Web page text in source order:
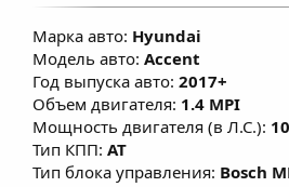
процедура позволяет
каталитический
автомобиля, результаты
токсичности выхлопных
Технического Осмотра
удовлетворяют
территории РФ. Все
Марка авто: Hyundai
Модель авто: Accent
Год выпуска авто: 2017+
Объем двигателя: 1.4 MPI
Мощность двигателя (в Л.С.):
Тип КПП: AT
Тип блока управления: Bosch